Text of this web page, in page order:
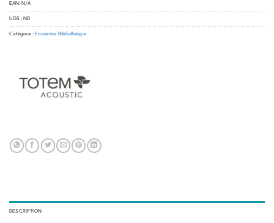
EAN: N/A
UGS : ND
Catégorie : Enceintes Bibliothèque
DESCRIPTION